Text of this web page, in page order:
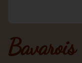
Bavarois